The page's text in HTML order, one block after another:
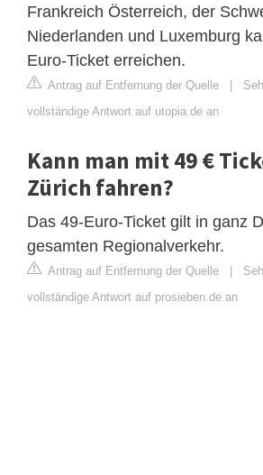
Frankreich Österreich, der
Niederlanden und Luxemburg
Euro-Ticket erreichen.
Antrag auf Entfernung der Quelle |
vollständige Antwort auf utopia.de an
Kann man mit 49 €
Zürich fahren?
Das 49-Euro-Ticket gilt in ganz
gesamten Regionalverkehr.
Antrag auf Entfernung der Quelle |
vollständige Antwort auf prosieben.de an